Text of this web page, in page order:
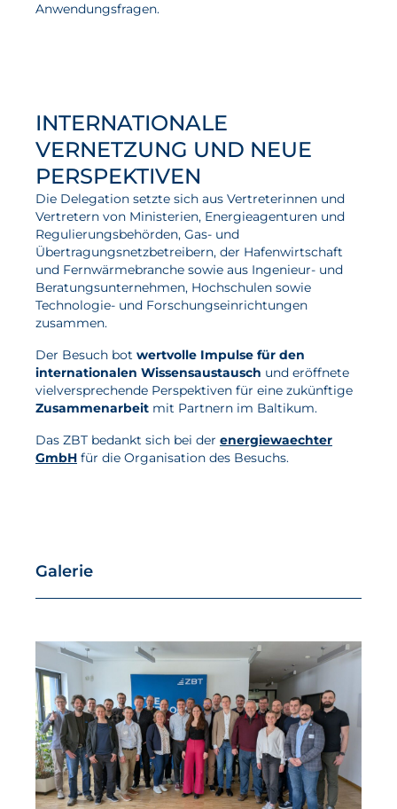
Anwendungsfragen.
INTERNATIONALE
VERNETZUNG UND NEUE
PERSPEKTIVEN
Die Delegation setzte sich aus Vertreterinnen und
Vertretern von Ministerien, Energieagenturen und
Regulierungsbehörden, Gas- und
Übertragungsnetzbetreibern, der Hafenwirtschaft
und Fernwärmebranche sowie aus Ingenieur- und
Beratungsunternehmen, Hochschulen sowie
Technologie- und Forschungseinrichtungen
zusammen.
Der Besuch bot wertvolle Impulse für den
internationalen Wissensaustausch und eröffnete
vielversprechende Perspektiven für eine zukünftige
Zusammenarbeit mit Partnern im Baltikum.
Das ZBT bedankt sich bei der energiewaechter
GmbH für die Organisation des Besuchs.
Galerie